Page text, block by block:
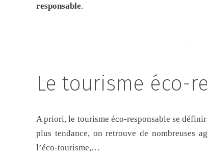
responsable.
Le tourisme éco-
A priori, le tourisme éco-responsable se
plus tendance, on retrouve de nombreuses
l’éco-tourisme,…